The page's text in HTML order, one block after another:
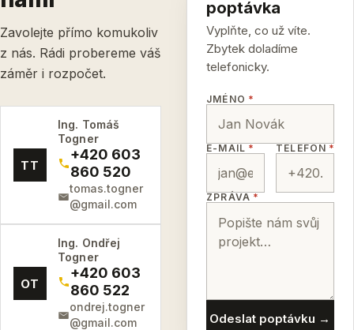
Zavolejte přímo komukoliv
z nás. Rádi probereme váš
záměr i rozpočet.
TT
Ing. Tomáš
Togner
+420 603
860 520
tomas.togner
@gmail.com
OT
Ing. Ondřej
Togner
+420 603
860 522
ondrej.togner
@gmail.com
poptávka
Vyplňte, co už víte.
Zbytek doladíme
telefonicky.
JMÉNO *
E-MAIL * TELEFON *
ZPRÁVA *
Odeslat poptávku →